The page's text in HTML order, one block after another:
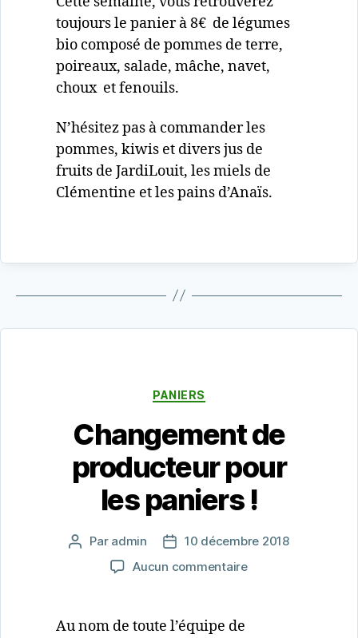
toujours le panier à 8€ de légumes
bio composé de pommes de terre,
poireaux, salade, mâche, navet,
choux et fenouils.
N’hésitez pas à commander les
pommes, kiwis et divers jus de
fruits de JardiLouit, les miels de
Clémentine et les pains d’Anaïs.
Catégories
PANIERS
Changement de
producteur pour
les paniers !
Auteur
l’article
Par admin
Date10 décembre 2018
Aucun commentairesur
Au nom de toute l’équipe de